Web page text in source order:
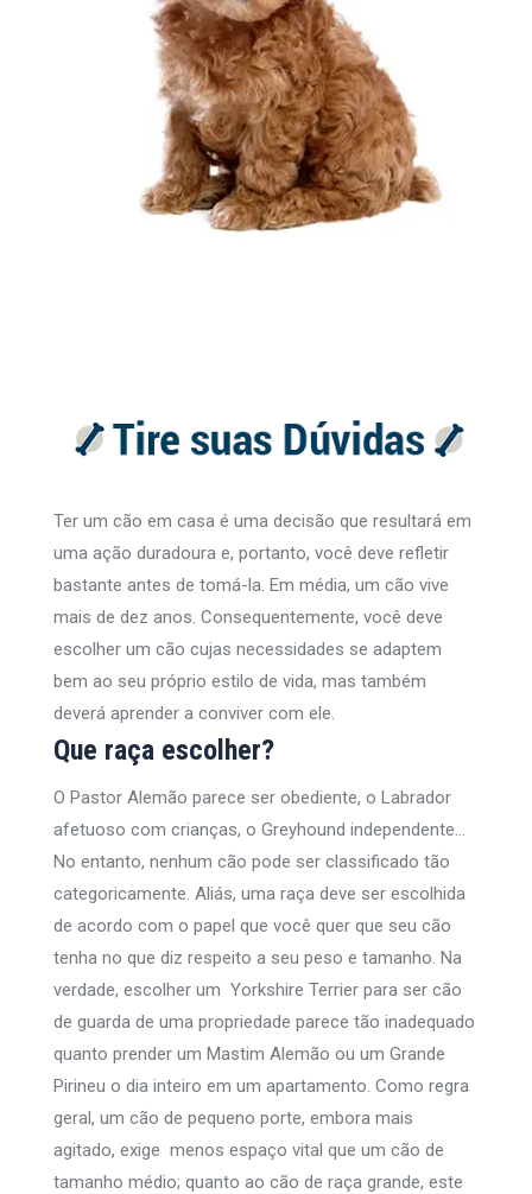
Ter um cão em casa é uma decisão que resultará em
uma ação duradoura e, portanto, você deve refletir
bastante antes de tomá-la. Em média, um cão vive
mais de dez anos. Consequentemente, você deve
escolher um cão cujas necessidades se adaptem
bem ao seu próprio estilo de vida, mas também
deverá aprender a conviver com ele.
Que raça escolher?
O Pastor Alemão parece ser obediente, o Labrador
afetuoso com crianças, o Greyhound independente…
No entanto, nenhum cão pode ser classificado tão
categoricamente. Aliás, uma raça deve ser escolhida
de acordo com o papel que você quer que seu cão
tenha no que diz respeito a seu peso e tamanho. Na
verdade, escolher um Yorkshire Terrier para ser cão
de guarda de uma propriedade parece tão inadequado
quanto prender um Mastim Alemão ou um Grande
Pirineu o dia inteiro em um apartamento. Como regra
geral, um cão de pequeno porte, embora mais
agitado, exige menos espaço vital que um cão de
tamanho médio; quanto ao cão de raça grande, este